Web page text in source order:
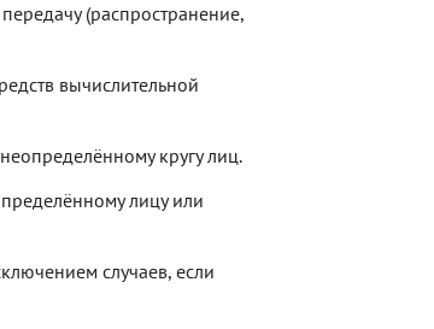
(распространение,
вычислительной
кругу лиц.
лицу или
случаев, если